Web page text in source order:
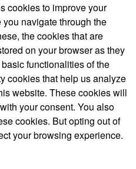
cookies to improve your
navigate through the
the cookies that are
on your browser as they
functionalities of the
cookies that help us analyze
website. These cookies will
your consent. You also
cookies. But opting out of
your browsing experience.